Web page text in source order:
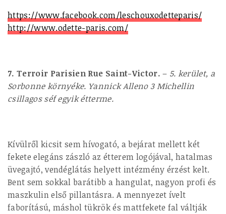
https://www.facebook.com/leschouxodetteparis/
http://www.odette-paris.com/
7. Terroir Parisien Rue Saint-Victor.– 5. kerület, a
Sorbonne környéke. Yannick Alleno 3 Michellin
csillagos séf egyik étterme.
Kívülről kicsit sem hívogató, a bejárat mellett két
fekete elegáns zászló az étterem logójával, hatalmas
üvegajtó, vendéglátás helyett intézmény érzést kelt.
Bent sem sokkal barátibb a hangulat, nagyon profi és
maszkulin első pillantásra. A mennyezet ívelt
faborítású, máshol tükrök és mattfekete fal váltják